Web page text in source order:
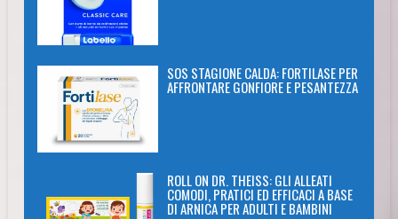
SOS STAGIONE CALDA: FORTILASE PER
AFFRONTARE GONFIORE E PESANTEZZA
ROLL ON DR. THEISS: GLI ALLEATI
COMODI, PRATICI ED EFFICACI A BASE
DI ARNICA PER ADULTI E BAMBINI